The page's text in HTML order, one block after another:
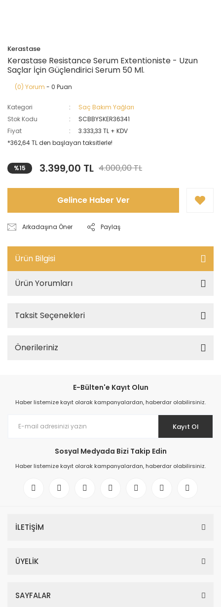
Kerastase
Kerastase Resistance Serum Extentioniste - Uzun
Saçlar İçin Güçlendirici Serum 50 Ml.
(0) Yorum - 0 Puan
Kategori
Saç Bakım Yağları
Stok Kodu
SCBBYSKER36341
Fiyat
3.333,33 TL + KDV
*362,64 TL den başlayan taksitlerle!
%15 3.399,00 TL 4.000,00 TL
Gelince Haber Ver
Arkadaşına Öner Paylaş
Ürün Bilgisi
Ürün Yorumları
Taksit Seçenekleri
Önerileriniz
E-Bülten'e Kayıt Olun
Haber listemize kayıt olarak kampanyalardan, haberdar olabilirsiniz.
Kayıt Ol
Sosyal Medyada Bizi Takip Edin
Haber listemize kayıt olarak kampanyalardan, haberdar olabilirsiniz.
İLETİŞİM
ÜYELİK
SAYFALAR